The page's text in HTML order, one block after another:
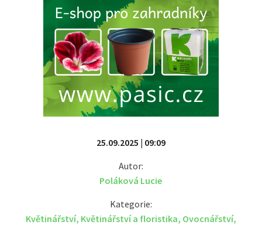
25.09.2025 | 09:09
Autor:
Poláková Lucie
Kategorie:
Květinářství, Květinářství a floristika, Ovocnářství,